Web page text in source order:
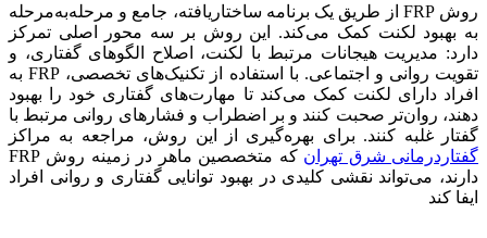
روش FRP از طریق یک برنامه ساختاریافته، جامع و مرحله‌به‌مرحله
به بهبود لکنت کمک می‌کند. این روش بر سه محور اصلی تمرکز
دارد: مدیریت هیجانات مرتبط با لکنت، اصلاح الگوهای گفتاری، و
تقویت روانی و اجتماعی. با استفاده از تکنیک‌های تخصصی، FRP به
افراد دارای لکنت کمک می‌کند تا مهارت‌های گفتاری خود را بهبود
دهند، روان‌تر صحبت کنند و بر اضطراب و فشارهای روانی مرتبط با
گفتار غلبه کنند. برای بهره‌گیری از این روش، مراجعه به مراکز
گفتاردرمانی شرق تهران
که متخصصین ماهر در زمینه روش FRP
دارند، می‌تواند نقشی کلیدی در بهبود توانایی گفتاری و روانی افراد
ایفا کند